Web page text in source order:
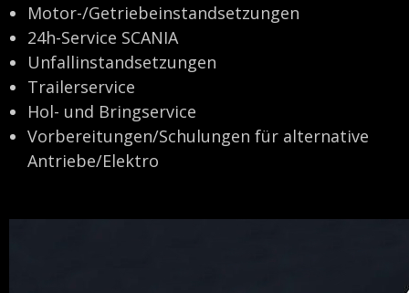
Motor-/Getriebeinstandsetzungen
24h-Service SCANIA
Unfallinstandsetzungen
Trailerservice
Hol- und Bringservice
Vorbereitungen/Schulungen für alternative
Antriebe/Elektro